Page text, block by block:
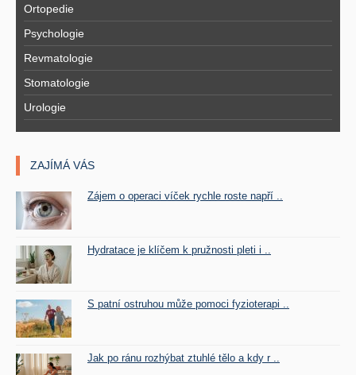
Ortopedie
Psychologie
Revmatologie
Stomatologie
Urologie
ZAJÍMÁ VÁS
Zájem o operaci víček rychle roste napří ..
Hydratace je klíčem k pružnosti pleti i ..
S patní ostruhou může pomoci fyzioterapi ..
Jak po ránu rozhýbat ztuhlé tělo a kdy r ..